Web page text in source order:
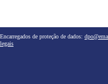
Encarregados de proteção de dados:
legais